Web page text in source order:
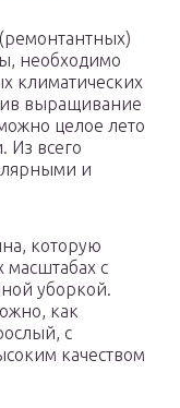
необходимо
климатических
выращивание
целое лето
Из всего
и
которую
с
уборкой.
как
с
качеством